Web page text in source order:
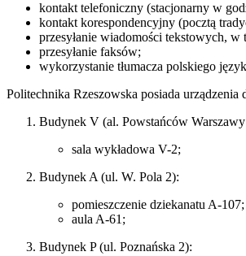
kontakt telefoniczny (stacjonarny w
kontakt korespondencyjny (pocztą
przesyłanie wiadomości tekstowych,
przesyłanie faksów;
wykorzystanie tłumacza polskiego
Politechnika Rzeszowska posiada urządzenia
Budynek V (al. Powstańców
sala wykładowa V-2;
Budynek A (ul. W. Pola 2):
pomieszczenie dziekanatu A-107;
aula A-61;
Budynek P (ul. Poznańska 2):